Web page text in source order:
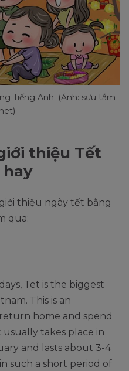
Tiếng Anh. (Ảnh: sưu tầm
thiệu Tết
thiệu ngày tết bằng
qua:
Tet is the biggest
This is an
home and spend
takes place in
and lasts about 3-4
such a short period of